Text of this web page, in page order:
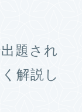
題され
解説し